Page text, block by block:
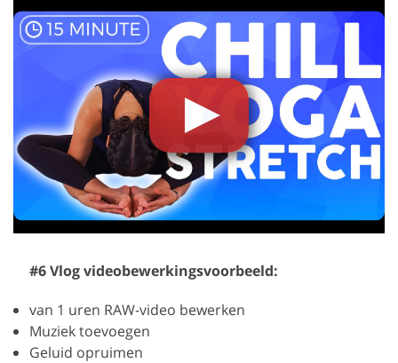
#6 Vlog videobewerkingsvoorbeeld:
van 1 uren RAW-video bewerken
Muziek toevoegen
Geluid opruimen